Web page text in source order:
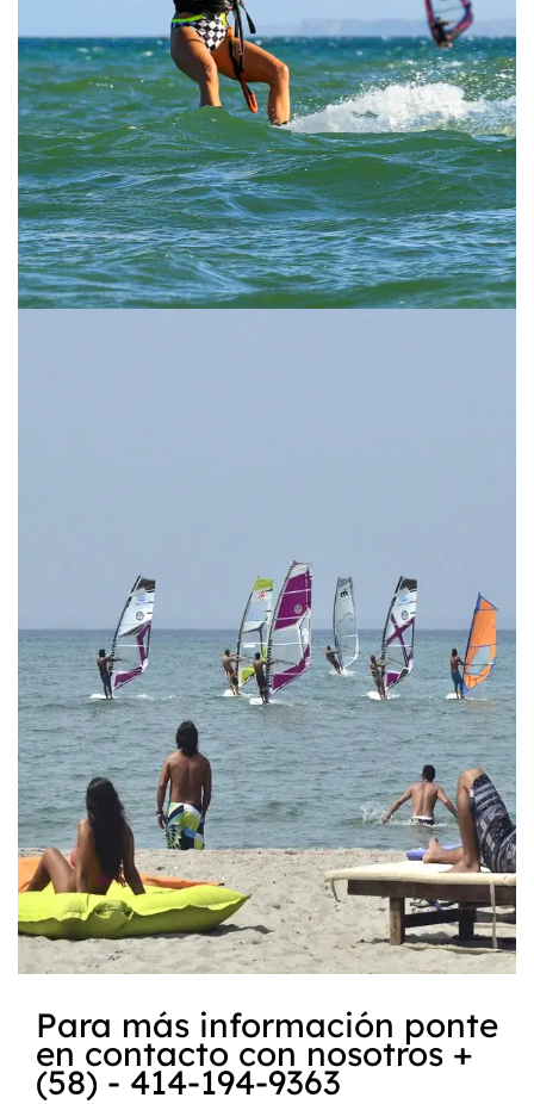
Para más información ponte
en contacto con nosotros +
(58) - 414-194-9363